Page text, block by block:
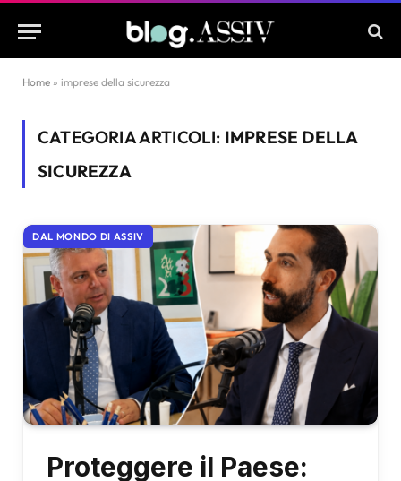
Home » imprese della sicurezza
CATEGORIA ARTICOLI: IMPRESE DELLA
SICUREZZA
DAL MONDO DI ASSIV
Proteggere il Paese: